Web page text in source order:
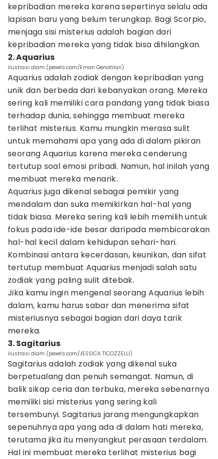
kepribadian mereka karena sepertinya selalu ada
lapisan baru yang belum terungkap. Bagi Scorpio,
menjaga sisi misterius adalah bagian dari
kepribadian mereka yang tidak bisa dihilangkan.
2. Aquarius
ilustrasi diam (pexels.com/Eman Genatilan)
Aquarius adalah zodiak dengan kepribadian yang
unik dan berbeda dari kebanyakan orang. Mereka
sering kali memiliki cara pandang yang tidak biasa
terhadap dunia, sehingga membuat mereka
terlihat misterius. Kamu mungkin merasa sulit
untuk memahami apa yang ada di dalam pikiran
seorang Aquarius karena mereka cenderung
tertutup soal emosi pribadi. Namun, hal inilah yang
membuat mereka menarik.
Aquarius juga dikenal sebagai pemikir yang
mendalam dan suka memikirkan hal-hal yang
tidak biasa. Mereka sering kali lebih memilih untuk
fokus pada ide-ide besar daripada membicarakan
hal-hal kecil dalam kehidupan sehari-hari.
Kombinasi antara kecerdasan, keunikan, dan sifat
tertutup membuat Aquarius menjadi salah satu
zodiak yang paling sulit ditebak.
Jika kamu ingin mengenal seorang Aquarius lebih
dalam, kamu harus sabar dan menerima sifat
misteriusnya sebagai bagian dari daya tarik
mereka.
3. Sagitarius
ilustrasi diam (pexels.com/JESSICA TICOZZELLI)
Sagitarius adalah zodiak yang dikenal suka
berpetualang dan penuh semangat. Namun, di
balik sikap ceria dan terbuka, mereka sebenarnya
memiliki sisi misterius yang sering kali
tersembunyi. Sagitarius jarang mengungkapkan
sepenuhnya apa yang ada di dalam hati mereka,
terutama jika itu menyangkut perasaan terdalam.
Hal ini membuat mereka terlihat misterius bagi